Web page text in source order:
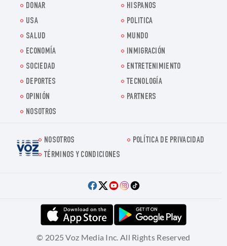
DONAR
HISPANOS
USA
POLITICA
SALUD
MUNDO
ECONOMÍA
INMIGRACIÓN
SOCIEDAD
ENTRETENIMIENTO
DEPORTES
TECNOLOGÍA
OPINIÓN
PARTNERS
NOSOTROS
Voz.us
NOSOTROS
POLÍTICA DE PRIVACIDAD
TÉRMINOS Y CONDICIONES
© 2025 Voz Media Inc. All Rights Reserved